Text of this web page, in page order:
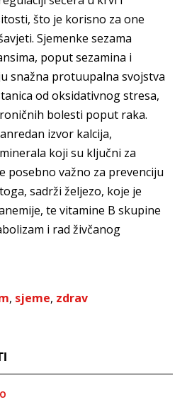
što je korisno za one
Sjemenke sezama
poput sezamina i
snažna protuupalna svojstva
od oksidativnog stresa,
bolesti poput raka.
izvor kalcija,
koji su ključni za
posebno važno za prevenciju
sadrži željezo, koje je
te vitamine B skupine
i rad živčanog
, sjeme, zdrav